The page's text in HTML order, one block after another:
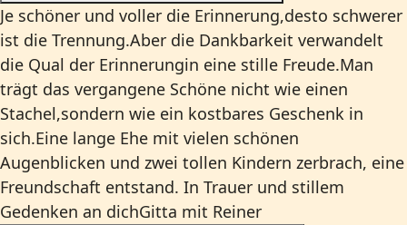
Je schöner und voller die Erinnerung,desto schwerer
ist die Trennung.Aber die Dankbarkeit verwandelt
die Qual der Erinnerungin eine stille Freude.Man
trägt das vergangene Schöne nicht wie einen
Stachel,sondern wie ein kostbares Geschenk in
sich.Eine lange Ehe mit vielen schönen
Augenblicken und zwei tollen Kindern zerbrach, eine
Freundschaft entstand. In Trauer und stillem
Gedenken an dichGitta mit Reiner